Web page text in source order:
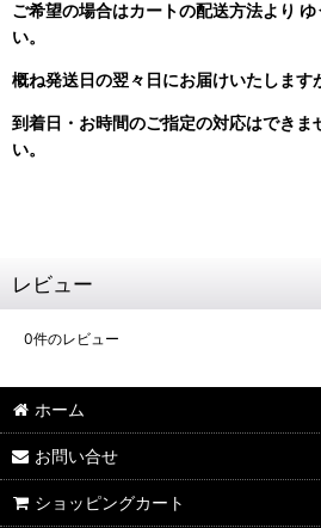
ご希望の場合はカートの配送方法より
い。
概ね発送日の翌々日にお届けいたします
到着日・お時間のご指定の対応はできま
い。
レビュー
0件のレビュー
ホーム
お問い合せ
ショッピングカート